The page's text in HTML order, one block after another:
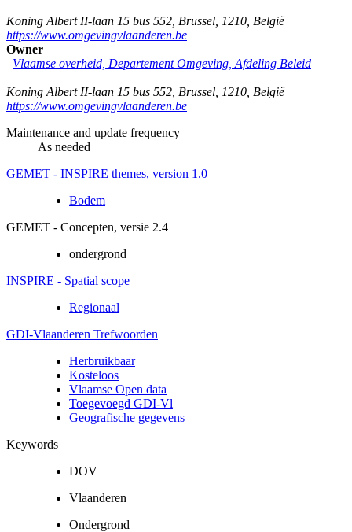
Koning Albert II-laan 15 bus 552 Brussel 1210 België
https://www.omgevingvlaanderen.be
Owner
Vlaamse overheid, Departement Omgeving, Afdeling Beleid
Koning Albert II-laan 15 bus 552 Brussel 1210 België
https://www.omgevingvlaanderen.be
Maintenance and update frequency
As needed
GEMET - INSPIRE themes, version 1.0
Bodem
GEMET - Concepten, versie 2.4
ondergrond
INSPIRE - Spatial scope
Regionaal
GDI-Vlaanderen Trefwoorden
Herbruikbaar
Kosteloos
Vlaamse Open data
Toegevoegd GDI-Vl
Geografische gegevens
Keywords
DOV
Vlaanderen
Ondergrond